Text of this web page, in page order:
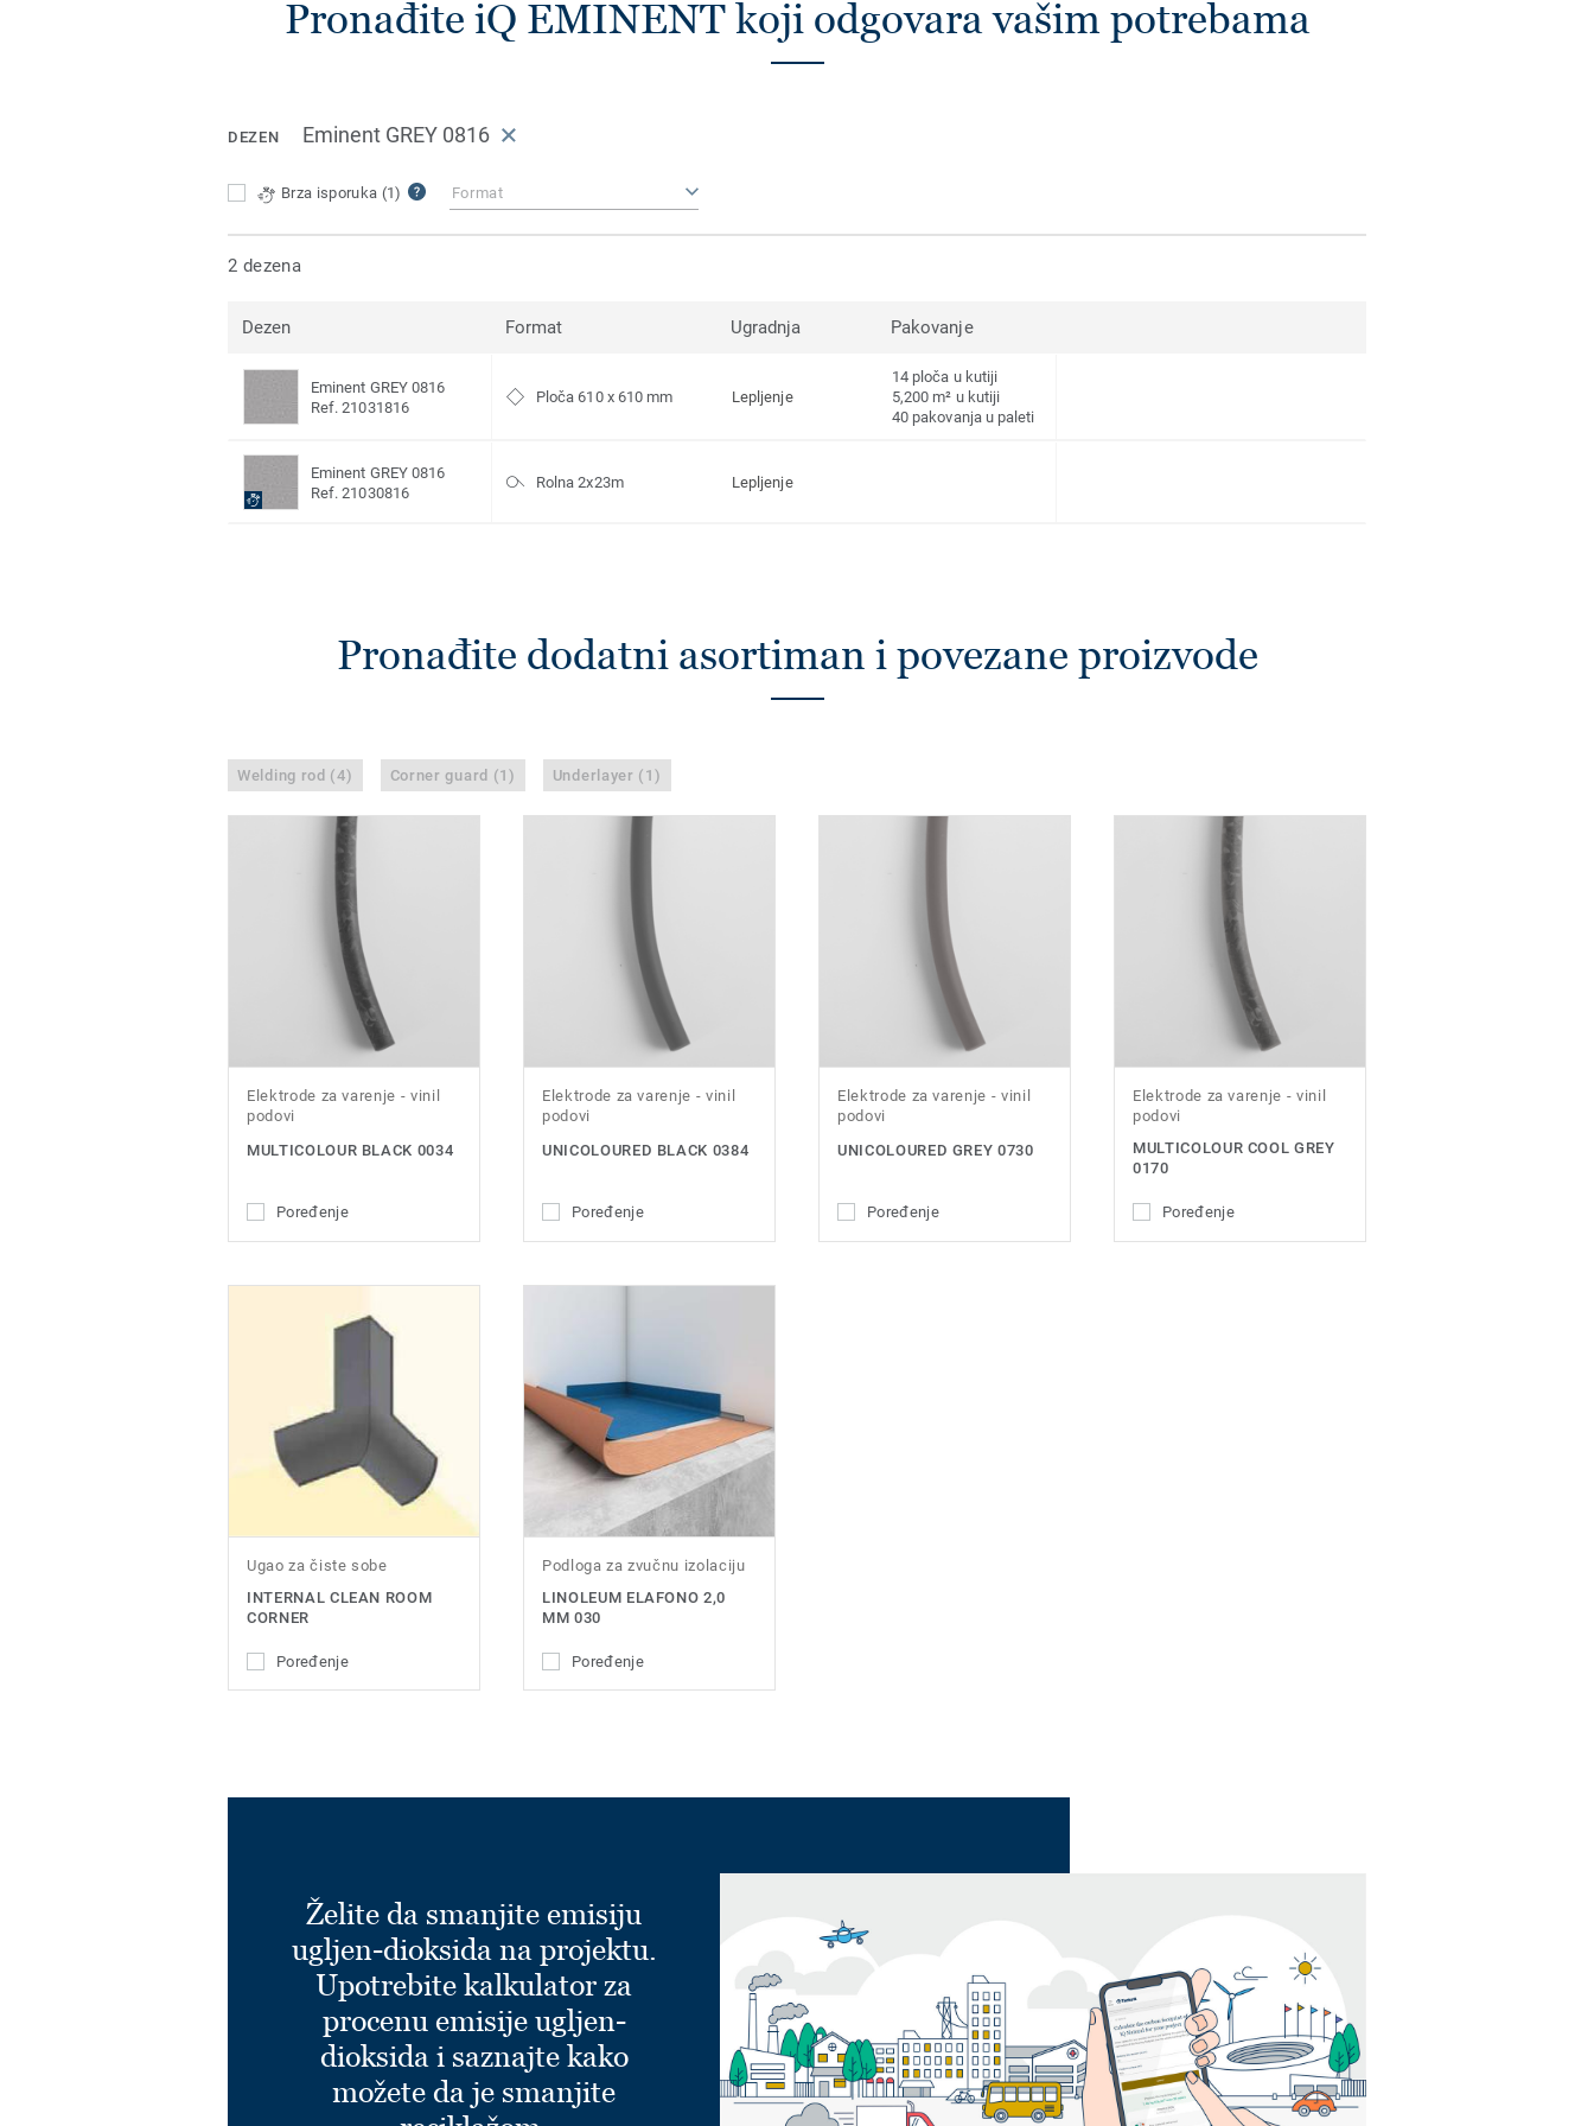
Pronađite iQ EMINENT koji odgovara vašim potrebama
DEZEN Eminent GREY 0816
Brza isporuka (1) Format
2 dezena
Dezen Format Ugradnja Pakovanje
Eminent GREY 0816
Ref. 21031816
Ploča 610 x 610 mm Lepljenje
14 ploča u kutiji
5,200 m² u kutiji
40 pakovanja u paleti
Eminent GREY 0816
Ref. 21030816
Rolna 2x23m Lepljenje
Pronađite dodatni asortiman i povezane proizvode
Welding rod (4) Corner guard (1) Underlayer (1)
Elektrode za varenje - vinil
podovi
MULTICOLOUR BLACK 0034
Poređenje
Elektrode za varenje - vinil
podovi
UNICOLOURED BLACK 0384
Poređenje
Elektrode za varenje - vinil
podovi
UNICOLOURED GREY 0730
Poređenje
Elektrode za varenje - vinil
podovi
MULTICOLOUR COOL GREY
0170
Poređenje
Ugao za čiste sobe
INTERNAL CLEAN ROOM
CORNER
Poređenje
Podloga za zvučnu izolaciju
LINOLEUM ELAFONO 2,0
MM 030
Poređenje
Želite da smanjite emisiju
ugljen-dioksida na projektu.
Upotrebite kalkulator za
procenu emisije ugljen-
dioksida i saznajte kako
možete da je smanjite